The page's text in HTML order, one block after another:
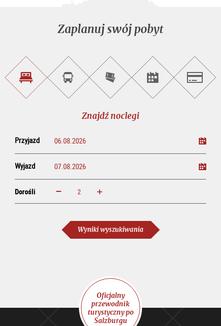
Zaplanuj swój pobyt
Znajdź
noclegi
Rezerwacja
wycieczek
Kup
bilety
on-
Szukaj
imprez
Znajdź noclegi
Przyjazd
Wyjazd
Dorośli powiększ zmniejsz
Wyniki wyszukiwania
Oficjalny
przewodnik
turystyczny po
Salzburgu